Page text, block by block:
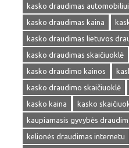
kasko draudimas automobiliui
kasko draudimas kaina
kasko draudimas lietuvos
kasko draudimas skaičiuoklė
kasko draudimo kainos
kasko draudimo skaičiuoklė
kasko kaina
kasko
kaupiamasis gyvybės
kelionės draudimas internetu